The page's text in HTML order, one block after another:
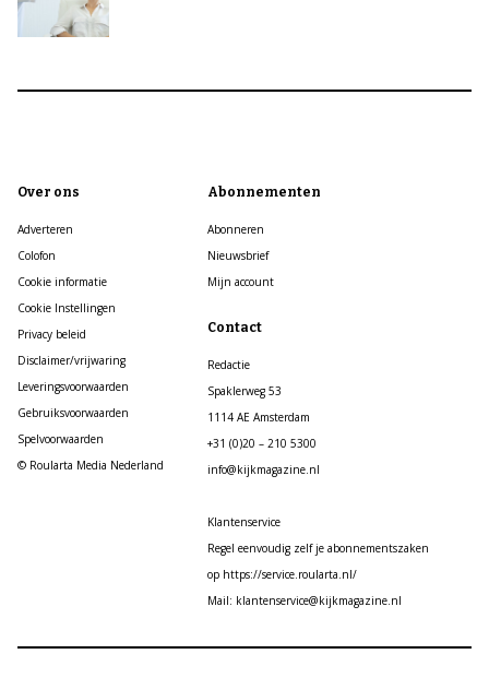
Over ons
Adverteren
Colofon
Cookie informatie
Cookie Instellingen
Privacy beleid
Disclaimer/vrijwaring
Leveringsvoorwaarden
Gebruiksvoorwaarden
Spelvoorwaarden
© Roularta Media Nederland
Abonnementen
Abonneren
Nieuwsbrief
Mijn account
Contact
Redactie
Spaklerweg 53
1114 AE Amsterdam
+31 (0)20 – 210 5300
info@kijkmagazine.nl
Klantenservice
Regel eenvoudig zelf je abonnementszaken
op https://service.roularta.nl/
Mail: klantenservice@kijkmagazine.nl